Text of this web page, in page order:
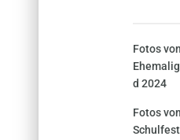
Fotos
d 2024
Fotos